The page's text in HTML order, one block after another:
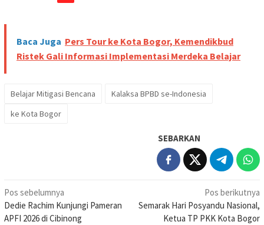
Baca Juga Pers Tour ke Kota Bogor, Kemendikbud
Ristek Gali Informasi Implementasi Merdeka Belajar
Belajar Mitigasi Bencana
Kalaksa BPBD se-Indonesia
ke Kota Bogor
SEBARKAN
Navigasi
pos
Pos sebelumnya
Dedie Rachim Kunjungi Pameran
APFI 2026 di Cibinong
Pos berikutnya
Semarak Hari Posyandu Nasional,
Ketua TP PKK Kota Bogor